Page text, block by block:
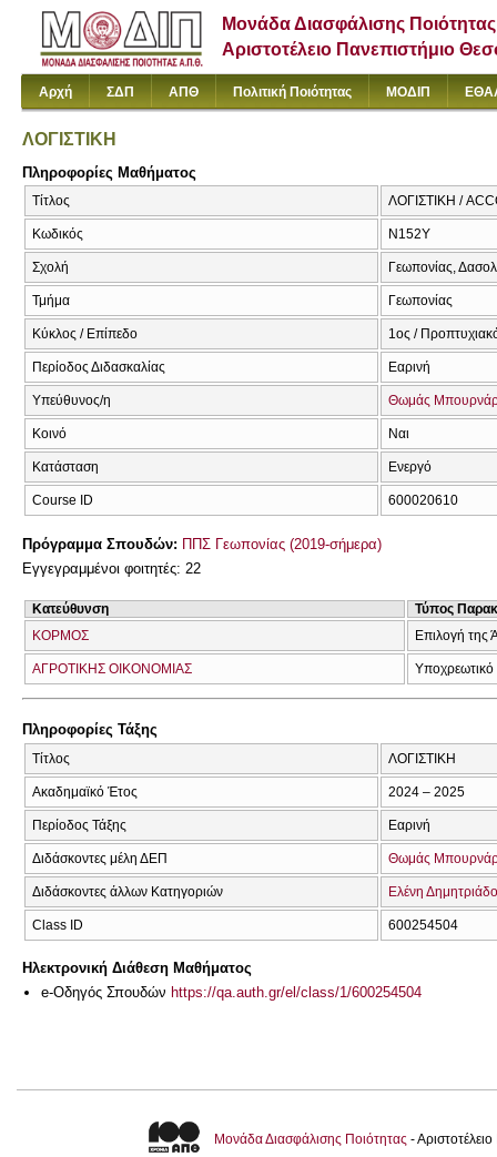
Μονάδα Διασφάλισης Ποιότητας
Αριστοτέλειο Πανεπιστήμιο
Αρχή ΣΔΠ ΑΠΘ Πολιτική Ποιότητας ΜΟΔΙΠ
ΛΟΓΙΣΤΙΚΗ
Πληροφορίες Μαθήματος
Τίτλος ΛΟΓΙΣΤΙΚΗ /
Κωδικός Ν152Υ
Σχολή Γεωπονίας,
Τμήμα Γεωπονίας
Κύκλος / Επίπεδο 1ος /
Περίοδος Διδασκαλίας Εαρινή
Υπεύθυνος/η Θωμάς
Κοινό Ναι
Κατάσταση Ενεργό
Course ID 600020610
Πρόγραμμα Σπουδών: ΠΠΣ Γεωπονίας (2019-σήμερα)
Εγγεγραμμένοι φοιτητές: 22
Κατεύθυνση
Τύπος
ΚΟΡΜΟΣ
Επιλογή της
ΑΓΡΟΤΙΚΗΣ ΟΙΚΟΝΟΜΙΑΣ
Πληροφορίες Τάξης
Τίτλος ΛΟΓΙΣΤΙΚΗ
Ακαδημαϊκό Έτος 2024 – 2025
Περίοδος Τάξης Εαρινή
Διδάσκοντες μέλη ΔΕΠ Θωμάς
Διδάσκοντες άλλων Κατηγοριών Ελένη
Class ID 600254504
Ηλεκτρονική Διάθεση Μαθήματος
e-Οδηγός Σπουδών https://qa.auth.gr/el/class/1/600254504
Μονάδα Διασφάλισης Ποιότητας -